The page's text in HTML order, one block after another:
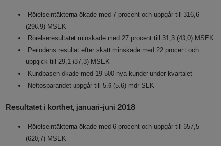
Rörelseintäkterna ökade med 7 procent och uppgår till 316,6
(296,9) MSEK
Rörelseresultatet minskade med 27 procent till 31,3 (43,0) MSEK
Periodens resultat efter skatt minskade med 22 procent och
uppgick till 29,1 (37,3) MSEK
Kundbasen ökade med 19 500 nya kunder under kvartalet
Nettosparandet uppgår till 5,6 (5,6) mdr SEK
Resultatet i korthet, januari-juni 2018
Rörelseintäkterna ökade med 6 procent och uppgår till 657,5
(620,7) MSEK